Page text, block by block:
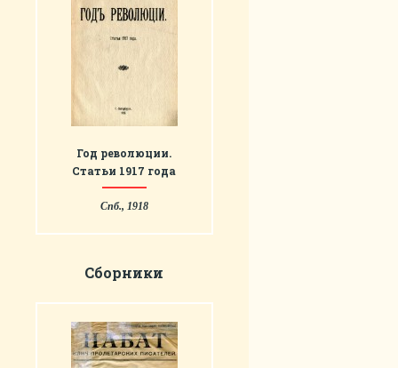
Год революции.
Статьи 1917 года
Спб., 1918
Сборники